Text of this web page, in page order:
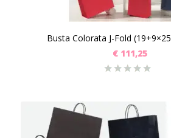
Busta Colorata J-Fold
€ 111,25